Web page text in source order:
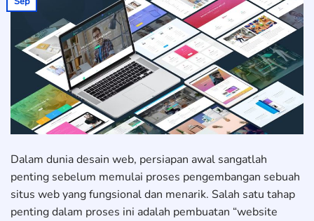
Dalam dunia desain web, persiapan awal sangatlah
penting sebelum memulai proses pengembangan sebuah
situs web yang fungsional dan menarik. Salah satu tahap
penting dalam proses ini adalah pembuatan “website